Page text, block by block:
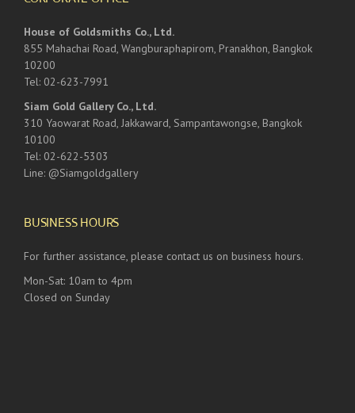
House of Goldsmiths Co., Ltd.
855 Mahachai Road, Wangburaphapirom, Pranakhon, Bangkok
10200
Tel: 02-623-7991
Siam Gold Gallery Co., Ltd.
310 Yaowarat Road, Jakkaward, Sampantawongse, Bangkok
10100
Tel: 02-622-5303
Line: @Siamgoldgallery
BUSINESS HOURS
For further assistance, please contact us on business hours.
Mon-Sat: 10am to 4pm
Closed on Sunday